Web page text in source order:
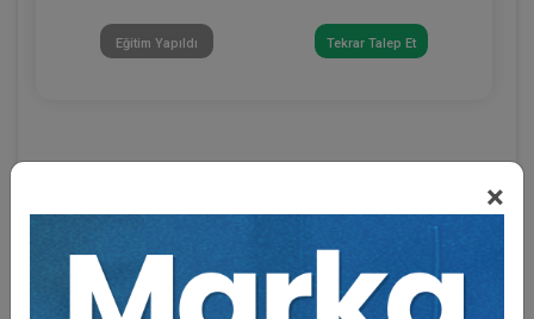
×
Eğitim Yapıldı Tekrar Talep Et
Eğitmen Hakkında